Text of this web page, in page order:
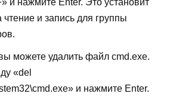
и нажмите Enter. Это установит
и запись для группы
можете удалить файл cmd.exe.
«del
и нажмите Enter.